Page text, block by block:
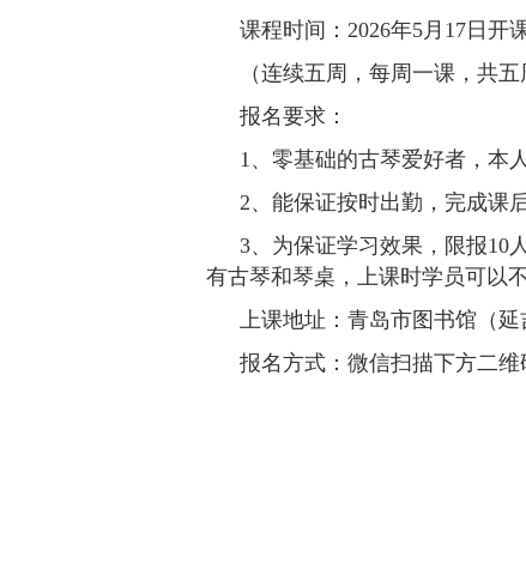
课程时间：2026年5月17日开
（连续五周，每周一课，共五
报名要求：
1、零基础的古琴爱好者，本
2、能保证按时出勤，完成课
3、为保证学习效果，限报10
有古琴和琴桌，上课时学员可以不
上课地址：青岛市图书馆（
报名方式：微信扫描下方二